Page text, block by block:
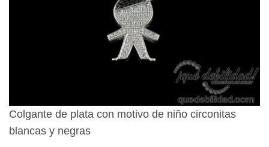
Colgante de plata con motivo de niño circonitas
blancas y negras